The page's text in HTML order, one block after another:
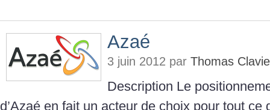
Azaé
3 juin 2012 par Thomas
Description Le
d’Azaé en fait un acteur de choix pour tout ce